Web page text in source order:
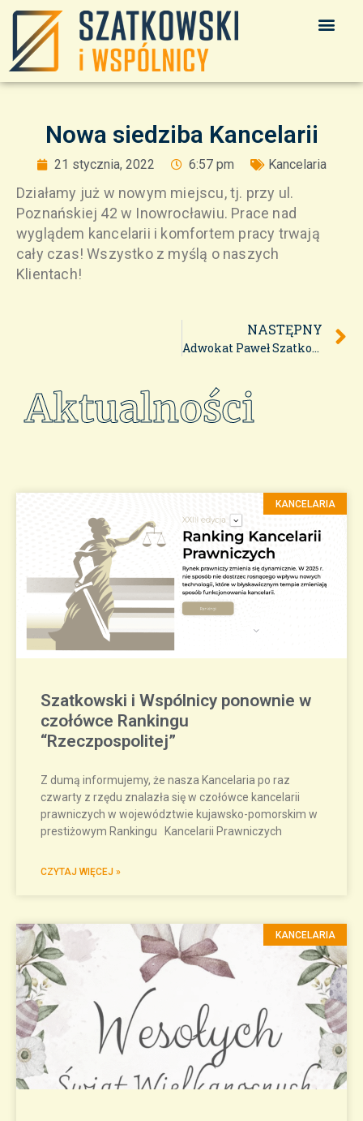
Nowa siedziba Kancelarii
21 stycznia, 2022 6:57 pm Kancelaria
Działamy już w nowym miejscu, tj. przy ul.
Poznańskiej 42 w Inowrocławiu. Prace nad
wyglądem kancelarii i komfortem pracy trwają
cały czas! Wszystko z myślą o naszych
Klientach!
NASTĘPNY
Adwokat Paweł Szatkowski przedstawicielem NRA w komisji egzaminacyjnej
Aktualności
KANCELARIA
Szatkowski i Wspólnicy ponownie w
czołówce Rankingu
“Rzeczpospolitej”
Z dumą informujemy, że nasza Kancelaria po raz
czwarty z rzędu znalazła się w czołówce kancelarii
prawniczych w województwie kujawsko-pomorskim w
prestiżowym Rankingu Kancelarii Prawniczych
CZYTAJ WIĘCEJ »
KANCELARIA